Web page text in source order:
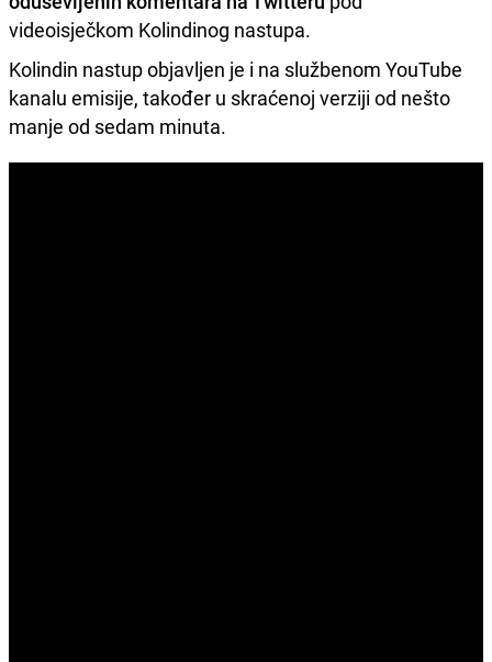
videoisječkom Kolindinog nastupa.
Kolindin nastup objavljen je i na službenom YouTube
kanalu emisije, također u skraćenoj verziji od nešto
manje od sedam minuta.